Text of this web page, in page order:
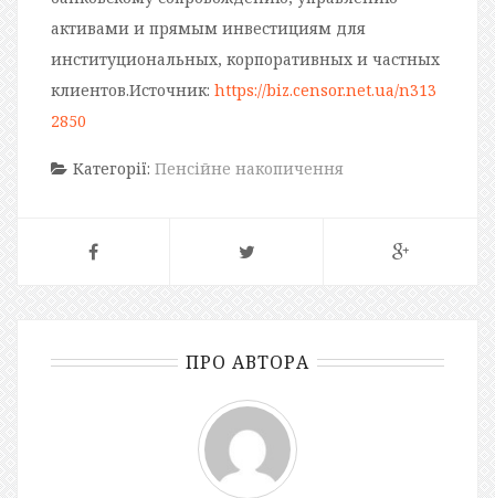
активами и прямым инвестициям для
институциональных, корпоративных и частных
клиентов.Источник: https://biz.censor.net.ua/n313
2850
Категорії: Пенсійне накопичення
ПРО АВТОРА